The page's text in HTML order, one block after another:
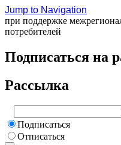
Jump to Navigation
при поддержке
потребителей
Подписаться на
Рассылка
Подписаться
Отписаться